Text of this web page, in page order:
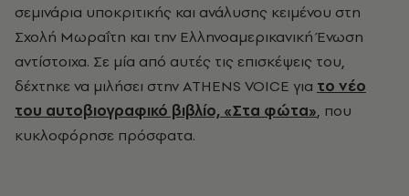
σεμινάρια υποκριτικής και ανάλυσης κειμένου στη
Σχολή Μωραΐτη και την Ελληνοαμερικανική Ένωση
αντίστοιχα. Σε μία από αυτές τις επισκέψεις του,
δέχτηκε να μιλήσει στηνATHENS VOICE για το νέο
του αυτοβιογραφικό βιβλίο, «Στα φώτα», που
κυκλοφόρησε πρόσφατα.